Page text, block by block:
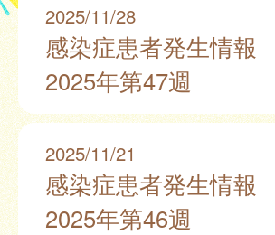
2025/11/28
感染症患者発生情報
2025年第47週
2025/11/21
感染症患者発生情報
2025年第46週